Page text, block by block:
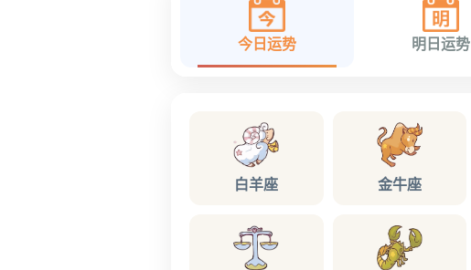
今日运势 明日运势
白羊座 金牛座